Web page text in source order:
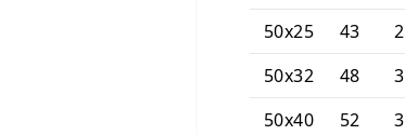
50x25
43
50x32
48
50x40
52